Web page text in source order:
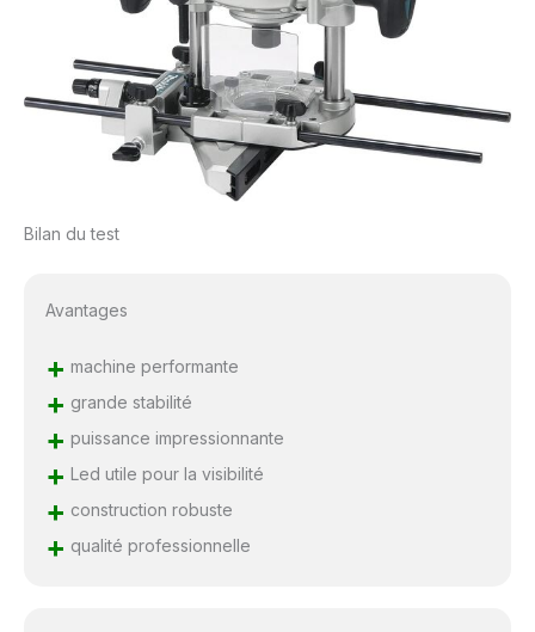
Bilan du test
Avantages
+ machine performante
+ grande stabilité
+ puissance impressionnante
+ Led utile pour la visibilité
+ construction robuste
+ qualité professionnelle